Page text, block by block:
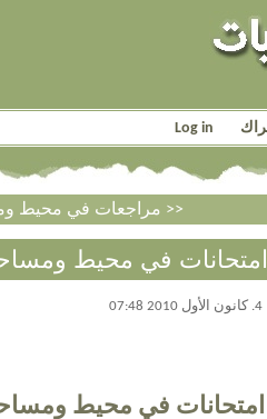
Log in
<< مراجعات في محيط فعالية قص للصف الثاني >>
امتحانات في محيط
4. كانون الأول 2010 07:48
امتحانات في محيط